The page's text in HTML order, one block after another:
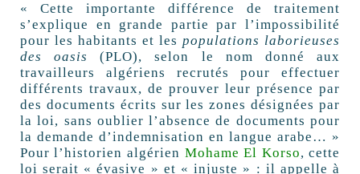
« Cette importante différence de traitement
s’explique en grande partie par l’impossibilité
pour les habitants et lespopulations laborieuses
des oasis
(PLO), selon le nom donné aux
travailleurs algériens recrutés pour effectuer
différents travaux, de prouver leur présence par
des documents écrits sur les zones désignées par
la loi, sans oublier l’absence de documents pour
la demande d’indemnisation en langue arabe… »
Pour l’historien algérien Mohame El Korso, cette
loi serait « évasive » et « injuste » : il appelle à